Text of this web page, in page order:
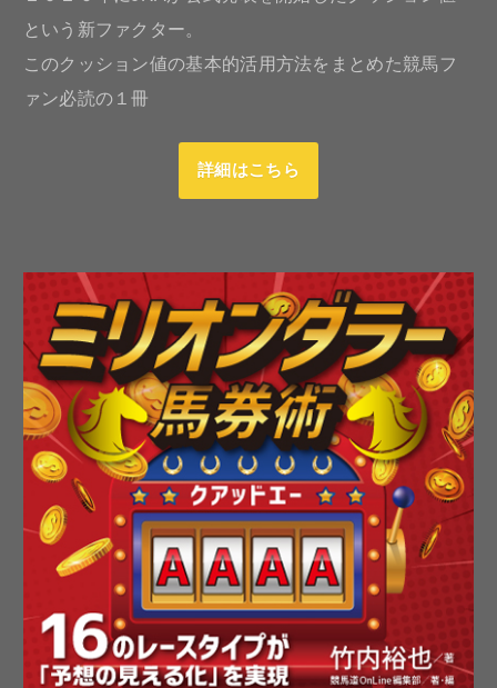
という新ファクター。
このクッション値の基本的活用方法をまとめた競馬フ
ァン必読の１冊
詳細はこちら